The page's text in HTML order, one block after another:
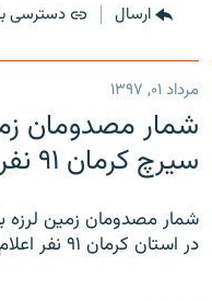
ارسال دسترسی
مرداد ۰۱, ۱۳۹۷
شمار مصدومان
سیرچ کرمان ۹۱ نفر اعلام شد
شمار مصدومان زمین لرزه
در استان کرمان ۹۱ نفر اعلام شد.